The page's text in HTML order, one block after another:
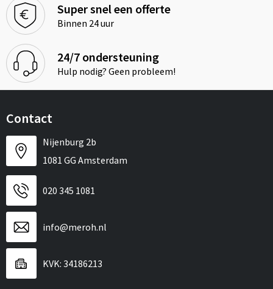
Super snel een offerte
Binnen 24 uur
24/7 ondersteuning
Hulp nodig? Geen probleem!
Contact
Nijenburg 2b
1081 GG Amsterdam
020 345 1081
info@meroh.nl
KVK: 34186213